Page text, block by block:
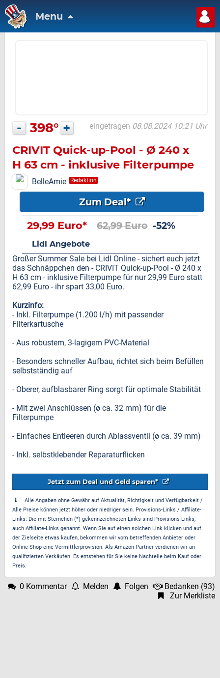
Menu
- 398° + eingetragen 08.08.2024 10:21 Uhr
CRIVIT Quick-up-Pool - Ø 240 x
H 63 cm - inklusive Filterpumpe
BelleAmie Redaktion
Zum Deal*
29,99 Euro* 62,99 Euro -52%
Lidl Angebote
Großer Summer Sale bei Lidl Online - sichert euch jetzt
das Schnäppchen den - CRIVIT Quick-up-Pool - Ø 240 x
H 63 cm - inklusive Filterpumpe für nur 29,99 Euro statt
62,99 Euro - ihr spart 33,00 Euro.
Kurzinfo:
- Inkl. Filterpumpe (1.200 l/h) mit passender
Filterkartusche
- Aus robustem, 3-lagigem PVC-Material
- Besonders schneller Aufbau, richtet sich beim Befüllen
selbstständig auf
- Oberer, aufblasbarer Ring sorgt für optimale Stabilität
- Mit zwei Anschlüssen (ø ca. 32 mm) für die
Filterpumpe
- Einfaches Entleeren durch Ablassventil (ø ca. 39 mm)
- Inkl. selbstklebender Reparaturflicken
Jetzt zum Deal und Geld sparen*
Alle Angaben ohne Gewähr auf Aktualität, Richtigkeit und Verfügbarkeit /
Alle Preise können jetzt höher oder niedriger sein. Provisions-Links / Affiliate-
Links: Die mit Sternchen (*) gekennzeichneten Links sind Provisions-Links,
auch Affiliate-Links genannt. Wenn Sie auf einen solchen Link klicken und auf
der Zielseite etwas kaufen, bekommen wir vom betreffenden Anbieter oder
Online-Shop eine Vermittlerprovision. Als Amazon-Partner verdienen wir an
qualifizierten Verkäufen. Es entstehen für Sie keine Nachteile beim Kauf oder
Preis.
0 Kommentar Melden Folgen Bedanken (93)
Zur Merkliste